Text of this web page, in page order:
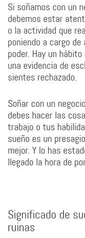
Si soñamos con un
debemos estar
o la actividad que
poniendo a cargo
poder. Hay un
una evidencia de
sientes rechazado.
Soñar con un
debes hacer las
trabajo o tus
sueño es un
mejor. Y lo has
llegado la hora de
Significado de
ruinas